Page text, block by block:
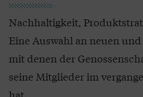
Nachhaltigkeit,
Eine Auswahl an neuen
mit denen der
seine Mitglieder im